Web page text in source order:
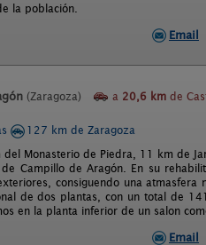
la población.
Email
(Zaragoza) a 20,6 km de
127 km de Zaragoza
Monasterio de Piedra, 11 km de
Campillo de Aragón. En su
consiguendo una
de dos plantas, con un total de
en la planta inferior de un salon
Email